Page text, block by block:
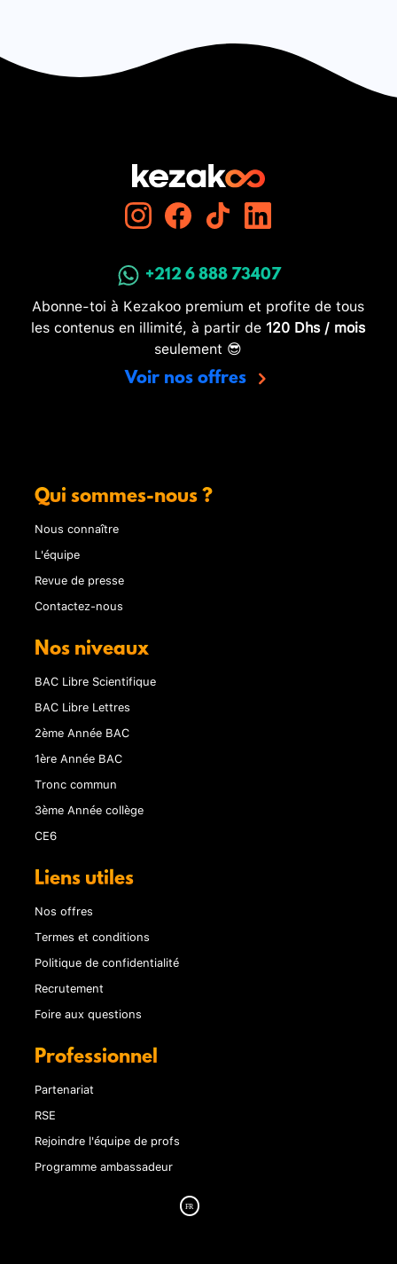
+212 6 888 73407
Abonne-toi à Kezakoo premium et profite de tous
les contenus en illimité, à partir de 120 Dhs / mois
seulement 😎
Voir nos offres
Qui sommes-nous ?
Nous connaître
L'équipe
Revue de presse
Contactez-nous
Nos niveaux
BAC Libre Scientifique
BAC Libre Lettres
2ème Année BAC
1ère Année BAC
Tronc commun
3ème Année collège
CE6
Liens utiles
Nos offres
Termes et conditions
Politique de confidentialité
Recrutement
Foire aux questions
Professionnel
Partenariat
RSE
Rejoindre l'équipe de profs
Programme ambassadeur